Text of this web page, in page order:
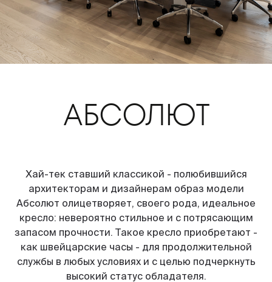
АБСОЛЮТ
Хай-тек ставший классикой - полюбившийся
архитекторам и дизайнерам образ модели
Абсолют олицетворяет, своего рода, идеальное
кресло: невероятно стильное и с потрясающим
запасом прочности. Такое кресло приобретают -
как швейцарские часы - для продолжительной
службы в любых условиях и с целью подчеркнуть
высокий статус обладателя.